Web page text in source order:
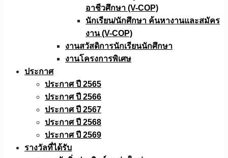
อาชีวศึกษา (V-COP)
นักเรียน/นักศึกษา ค้นหางานและสมัคร
งาน (V-COP)
งานสวัสดิการนักเรียนนักศึกษา
งานโครงการพิเศษ
ประกาศ
ประกาศ ปี 2565
ประกาศ ปี 2566
ประกาศ ปี 2567
ประกาศ ปี 2568
ประกาศ ปี 2569
รางวัลที่ได้รับ